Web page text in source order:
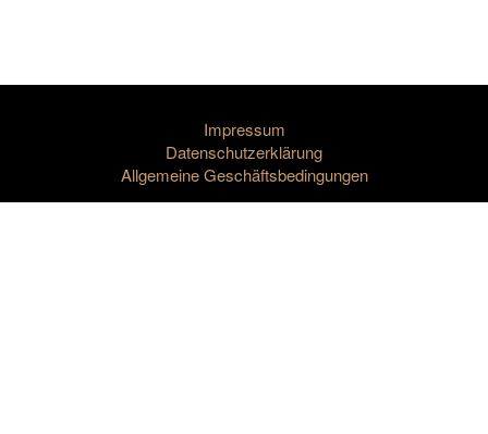
Impressum
Datenschutzerklärung
Allgemeine Geschäftsbedingungen